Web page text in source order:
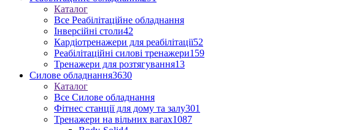
Каталог
Все Реабілітаційне обладнання
Інверсійні столи42
Кардіотренажери для реабілітації52
Реабілітаційні силові тренажери159
Тренажери для розтягування13
Силове обладнання3630
Каталог
Все Силове обладнання
Фітнес станції для дому та залу301
Тренажери на вільних вагах1087